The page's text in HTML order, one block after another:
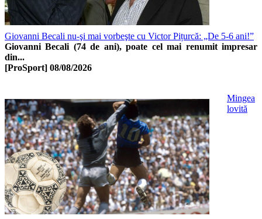
Giovanni Becali nu-şi mai vorbeşte cu Victor Pițurcă: „De 5-6 ani!”
Giovanni Becali (74 de ani), poate cel mai renumit impresar
din...
[ProSport] 08/08/2026
Mingea
lovită